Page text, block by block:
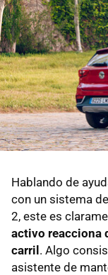
Hablando de
con un sistema
2, este es
activo reacciona
carril. Algo
asistente de